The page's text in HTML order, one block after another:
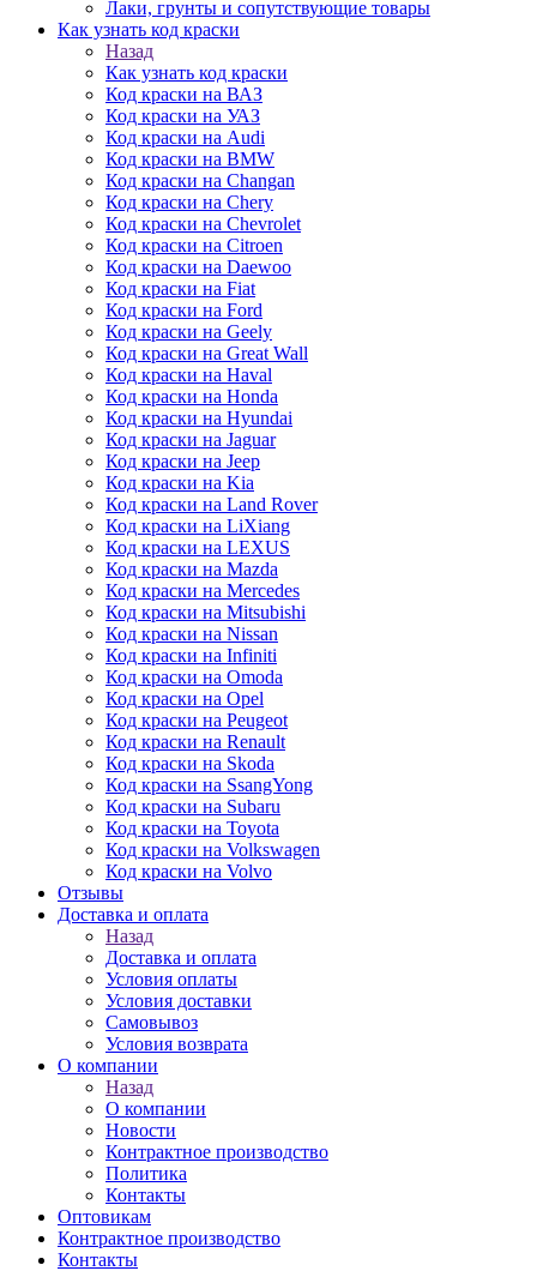
Лаки, грунты и сопутствующие товары
Как узнать код краски
Назад
Как узнать код краски
Код краски на ВАЗ
Код краски на УАЗ
Код краски на Audi
Код краски на BMW
Код краски на Changan
Код краски на Chery
Код краски на Chevrolet
Код краски на Citroen
Код краски на Daewoo
Код краски на Fiat
Код краски на Ford
Код краски на Geely
Код краски на Great Wall
Код краски на Haval
Код краски на Honda
Код краски на Hyundai
Код краски на Jaguar
Код краски на Jeep
Код краски на Kia
Код краски на Land Rover
Код краски на LiXiang
Код краски на LEXUS
Код краски на Mazda
Код краски на Mercedes
Код краски на Mitsubishi
Код краски на Nissan
Код краски на Infiniti
Код краски на Omoda
Код краски на Opel
Код краски на Peugeot
Код краски на Renault
Код краски на Skoda
Код краски на SsangYong
Код краски на Subaru
Код краски на Toyota
Код краски на Volkswagen
Код краски на Volvo
Отзывы
Доставка и оплата
Назад
Доставка и оплата
Условия оплаты
Условия доставки
Самовывоз
Условия возврата
О компании
Назад
О компании
Новости
Контрактное производство
Политика
Контакты
Оптовикам
Контрактное производство
Контакты